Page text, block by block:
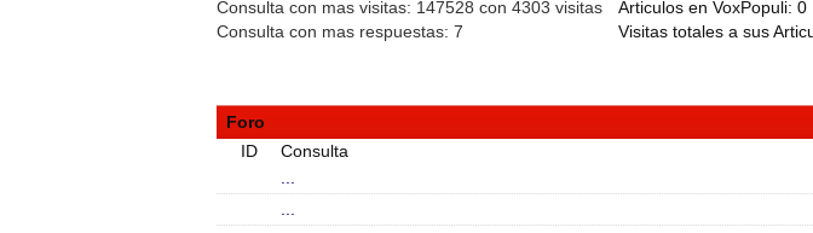
Consulta con mas visitas: 147528 con 4303 visitas
Consulta con mas respuestas: 7
Articulos en VoxPopuli: 0
Visitas totales a sus
Foro
ID
Consulta